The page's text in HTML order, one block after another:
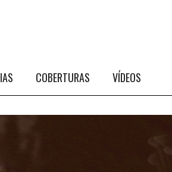
COBERTURAS VÍDEOS